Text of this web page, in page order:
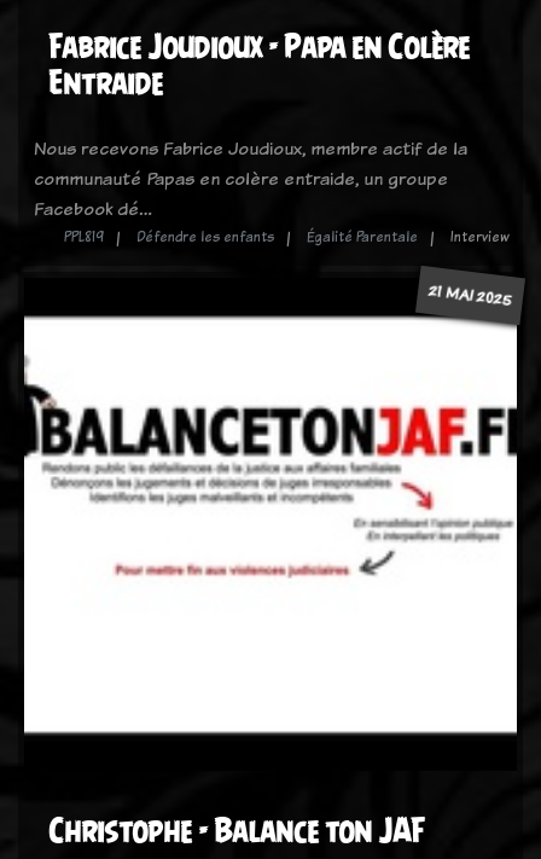
Fabrice Joudioux - Papa en Colère
Entraide
Nous recevons Fabrice Joudioux, membre actif de la
communauté Papas en colère entraide, un groupe
Facebook dé…
PPL819 Défendre les enfants Égalité Parentale Interview
21 MAI 2025
Christophe - Balance ton JAF